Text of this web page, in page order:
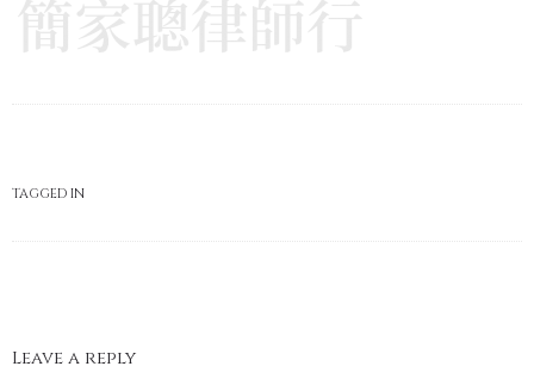
TAGGED IN
Leave a reply